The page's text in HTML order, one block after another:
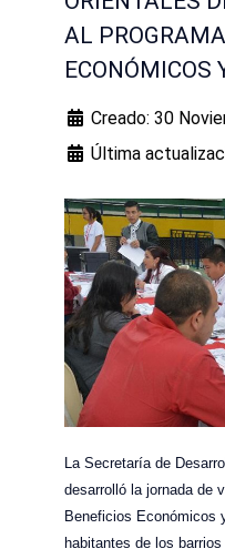
AL
ECONÓMICOS
Creado: 30
Última
La Secretaría de
desarrolló la jornada de
Beneficios Económicos
habitantes de los